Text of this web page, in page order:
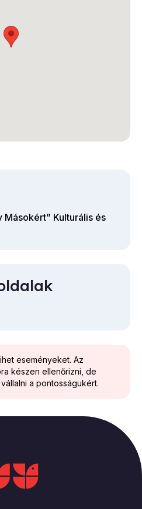
eseményeket. Az
készen ellenőrizni, de
a pontosságukért.
Másokért” Kulturális és